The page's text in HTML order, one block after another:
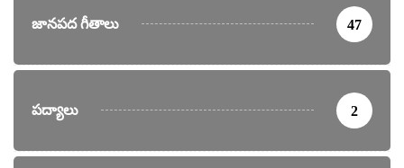
జానపద గీతాలు 47
పద్యాలు 2